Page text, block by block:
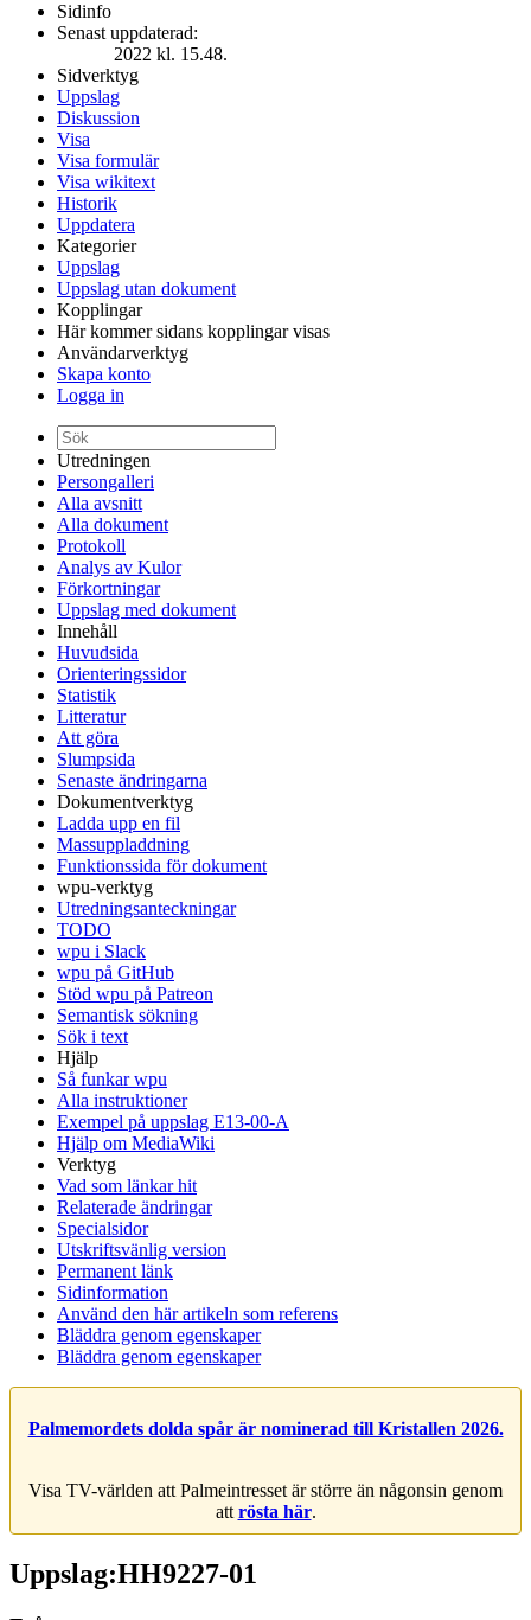
Sidinfo
Senast uppdaterad:
2022 kl. 15.48.
Sidverktyg
Uppslag
Diskussion
Visa
Visa formulär
Visa wikitext
Historik
Uppdatera
Kategorier
Uppslag
Uppslag utan dokument
Kopplingar
Här kommer sidans kopplingar visas
Användarverktyg
Skapa konto
Logga in
Utredningen
Persongalleri
Alla avsnitt
Alla dokument
Protokoll
Analys av Kulor
Förkortningar
Uppslag med dokument
Innehåll
Huvudsida
Orienteringssidor
Statistik
Litteratur
Att göra
Slumpsida
Senaste ändringarna
Dokumentverktyg
Ladda upp en fil
Massuppladdning
Funktionssida för dokument
wpu-verktyg
Utredningsanteckningar
TODO
wpu i Slack
wpu på GitHub
Stöd wpu på Patreon
Semantisk sökning
Sök i text
Hjälp
Så funkar wpu
Alla instruktioner
Exempel på uppslag E13-00-A
Hjälp om MediaWiki
Verktyg
Vad som länkar hit
Relaterade ändringar
Specialsidor
Utskriftsvänlig version
Permanent länk
Sidinformation
Använd den här artikeln som referens
Bläddra genom egenskaper
Bläddra genom egenskaper
Palmemordets dolda spår är nominerad till Kristallen 2026.
Visa TV-världen att Palmeintresset är större än någonsin genom
att rösta här.
Uppslag:HH9227-01